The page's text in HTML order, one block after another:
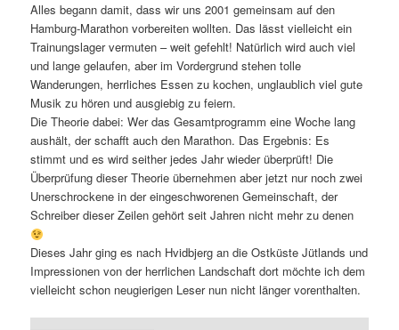
Alles begann damit, dass wir uns 2001 gemeinsam auf den
Hamburg-Marathon vorbereiten wollten. Das lässt vielleicht ein
Trainungslager vermuten – weit gefehlt! Natürlich wird auch viel
und lange gelaufen, aber im Vordergrund stehen tolle
Wanderungen, herrliches Essen zu kochen, unglaublich viel gute
Musik zu hören und ausgiebig zu feiern.
Die Theorie dabei: Wer das Gesamtprogramm eine Woche lang
aushält, der schafft auch den Marathon. Das Ergebnis: Es
stimmt und es wird seither jedes Jahr wieder überprüft! Die
Überprüfung dieser Theorie übernehmen aber jetzt nur noch zwei
Unerschrockene in der eingeschworenen Gemeinschaft, der
Schreiber dieser Zeilen gehört seit Jahren nicht mehr zu denen
Dieses Jahr ging es nach Hvidbjerg an die Ostküste Jütlands und
Impressionen von der herrlichen Landschaft dort möchte ich dem
vielleicht schon neugierigen Leser nun nicht länger vorenthalten.